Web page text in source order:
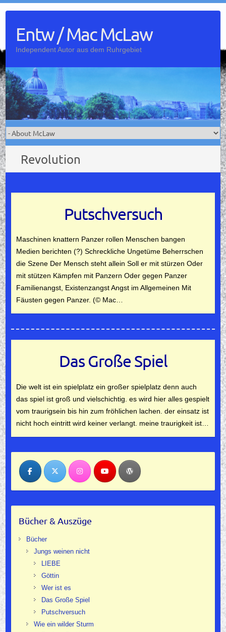
contentEntw / Mac McLaw
Independent Autor aus dem Ruhrgebiet
Revolution
Putschversuch
Maschinen knattern Panzer rollen Menschen bangen
Medien berichten (?) Schreckliche Ungetüme Beherrschen
die Szene Der Mensch steht allein Soll er mit stürzen Oder
mit stützen Kämpfen mit Panzern Oder gegen Panzer
Familienangst, Existenzangst Angst im Allgemeinen Mit
Fäusten gegen Panzer. (© Mac…
Das Große Spiel
Die welt ist ein spielplatz ein großer spielplatz denn auch
das spiel ist groß und vielschichtig. es wird hier alles gespielt
vom traurigsein bis hin zum fröhlichen lachen. der einsatz ist
nicht hoch eintritt wird keiner verlangt. meine traurigkeit ist…
Bücher & Auszüge
Bücher
Jungs weinen nicht
LIEBE
Göttin
Wer ist es
Das Große Spiel
Putschversuch
Wie ein wilder Sturm